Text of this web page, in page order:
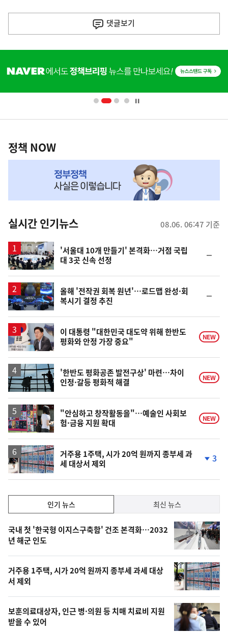
다
음
기
댓글보기
단
영
책
NOW,
뉴
스
정책 NOW
실시간 인기뉴스 08.06. 06:47 기준
'서울대 10개 만들기' 본격화…거점 국립
대 3곳 신속 선정
일
올해 '전작권 회복 원년'…로드맵 완성·회
복시기 결정 추진
일
이 대통령 "대한민국 대도약 위해 한반도
평화와 안정 가장 중요"
NEW
'한반도 평화공존 발전구상' 마련…차이
인정·갈등 평화적 해결
NEW
"안심하고 창작활동을"…예술인 사회보
험·금융 지원 확대
NEW
거주용 1주택, 시가 20억 원까지 종부세 과
세 대상서 제외
하
락
3
기,
최
신,
오
늘
의
영
상
인기 뉴스 최신 뉴스
인
기
뉴
스
국내 첫 '한국형 이지스구축함' 건조 본격화…2032
년 해군 인도
거주용 1주택, 시가 20억 원까지 종부세 과세 대상
서 제외
보훈의료대상자, 인근 병·의원 등 치매 치료비 지원
받을 수 있어